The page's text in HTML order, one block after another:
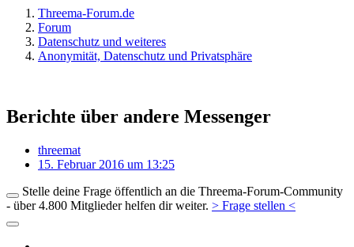
Threema-Forum.de
Forum
Datenschutz und weiteres
Anonymität, Datenschutz und Privatsphäre
Berichte über andere Messenger
threemat
15. Februar 2016 um 13:25
Stelle deine Frage öffentlich an die Threema-Forum-Community
- über 4.800 Mitglieder helfen dir weiter. > Frage stellen <